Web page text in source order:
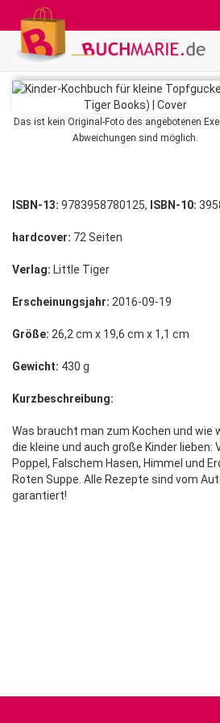
Das ist kein Original-Foto des angebotenen
Abweichungen sind möglich.
ISBN-13: 9783958780125, ISBN-10:
hardcover: 72 Seiten
Verlag: Little Tiger
Erscheinungsjahr: 2016-09-19
Größe: 26,2 cm x 19,6 cm x 1,1 cm
Gewicht: 430 g
Kurzbeschreibung:
Was braucht man zum Kochen und wie
die kleine und auch große Kinder lieben:
Poppel, Falschem Hasen, Himmel und
Roten Suppe. Alle Rezepte sind vom
garantiert!